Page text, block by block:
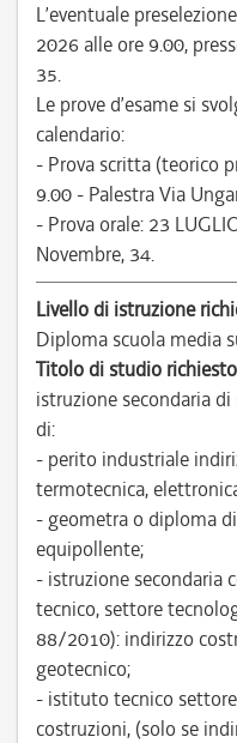
L’eventuale
2026 alle ore 9.00,
35.
Le prove d’esame si
calendario:
- Prova scritta (teorico
9.00 - Palestra Via
- Prova orale: 23
Novembre, 34.
Livello di istruzione
Diploma scuola media
Titolo di studio
istruzione secondaria
di:
- perito industriale
termotecnica,
- geometra o diploma
equipollente;
- istruzione secondaria
tecnico, settore
88/2010): indirizzo
geotecnico;
- istituto tecnico
costruzioni, (solo se